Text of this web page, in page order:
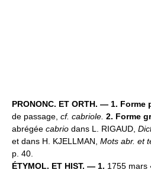
PRONONC. ET ORTH. — 1. Forme
de passage, cf. cabriole. 2. Forme
abrégée cabrio dans L. RIGAUD,
et dans H. KJELLMAN, Mots abr. et
p. 40.
ÉTYMOL. ET HIST. — 1. 1755 mars